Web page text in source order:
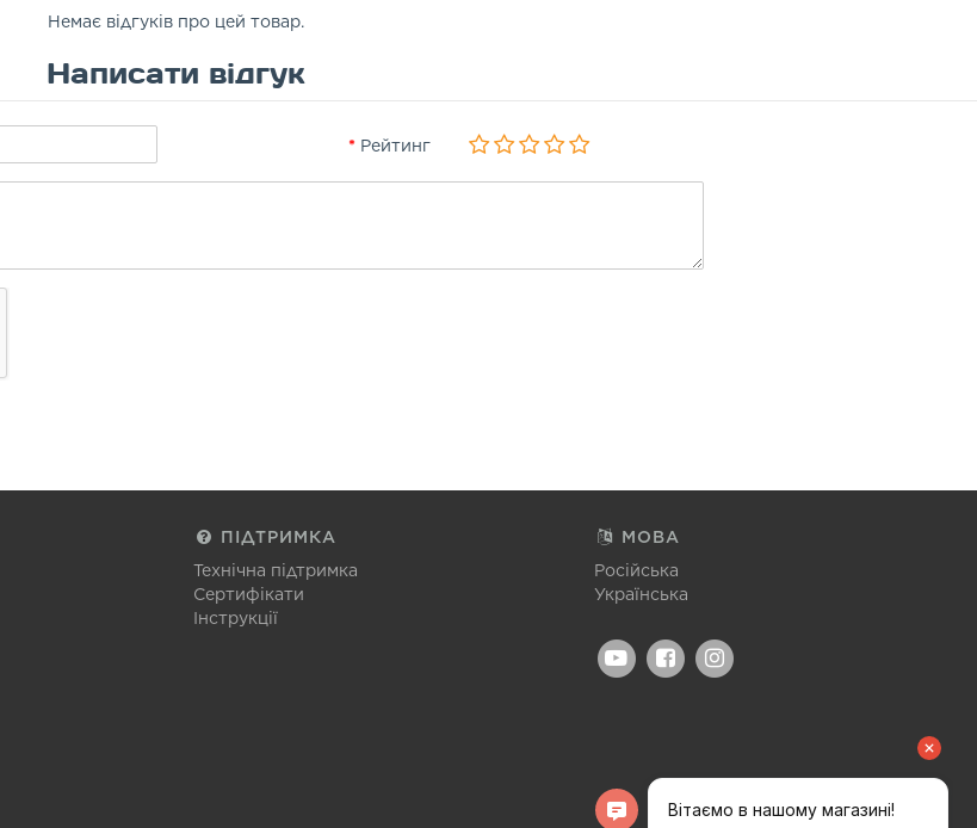
Немає відгуків про цей товар.
Написати відгук
Рейтинг
ПІДТРИМКА
Технічна підтримка
Сертифікати
Інструкції
МОВА
Російська
Українська